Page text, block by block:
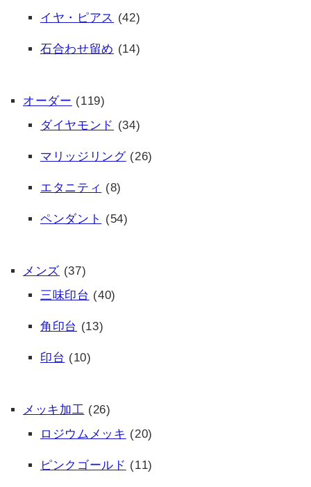
イヤ・ピアス (42)
石合わせ留め (14)
オーダー (119)
ダイヤモンド (34)
マリッジリング(26)
エタニティ (8)
ペンダント (54)
メンズ (37)
三味印台 (40)
角印台 (13)
印台 (10)
メッキ加工 (26)
ロジウムメッキ (20)
ピンクゴールド (11)